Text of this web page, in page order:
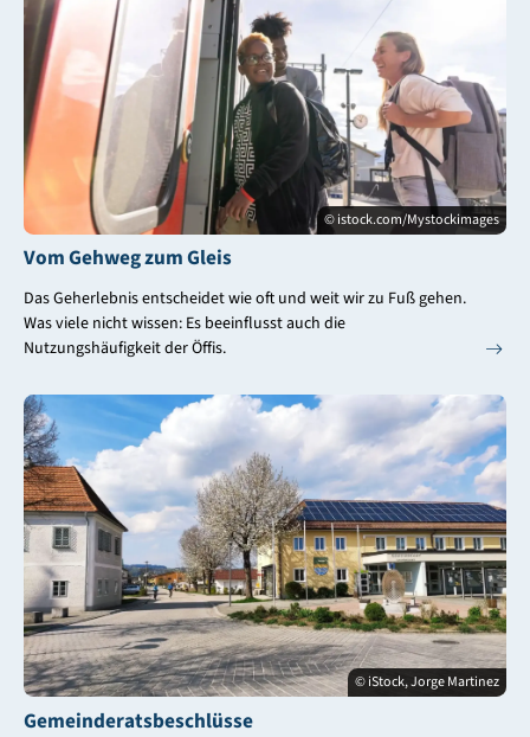
© istock.com/Mystockimages
Vom Gehweg zum Gleis
Das Geherlebnis entscheidet wie oft und weit wir zu Fuß gehen.
Was viele nicht wissen: Es beeinflusst auch die
Nutzungshäufigkeit der Öffis.
© iStock, Jorge Martinez
Gemeinderatsbeschlüsse